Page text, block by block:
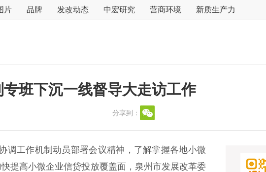
片 品牌 发改动态 中宏研究 营商环境 新质生产力
班下沉一线督导大走访工作
分享到：
工作机制动员部署会议精神，了解掌握各地小微
提高小微企业信贷投放覆盖面，泉州市发展改革委